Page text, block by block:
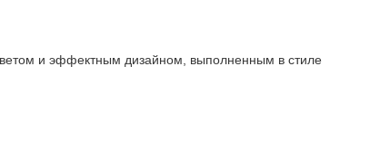
и эффектным дизайном, выполненным в стиле